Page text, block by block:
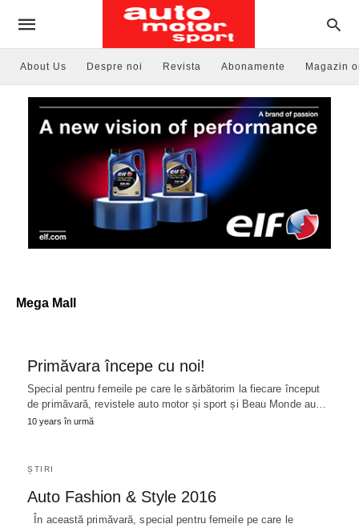
About Us Despre noi Revista Abonamente Magazin
Mega Mall
Primăvara începe cu noi!
Special pentru femeile pe care le sărbătorim la fiecare început
de primăvară, revistele auto motor și sport și Beau Monde au…
10 years în urmă
ȘTIRI
Auto Fashion & Style 2016
În această primăvară, special pentru femeile pe care le